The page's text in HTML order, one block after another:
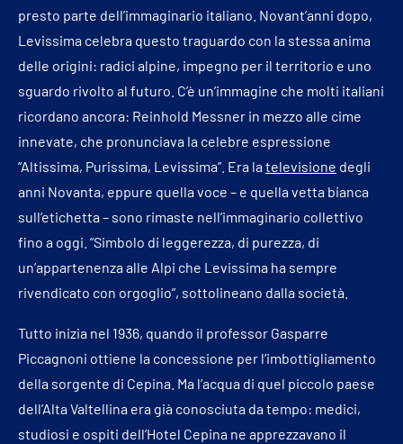
presto parte dell’immaginario italiano. Novant’anni dopo,
Levissima celebra questo traguardo con la stessa anima
delle origini: radici alpine, impegno per il territorio e uno
sguardo rivolto al futuro. C’è un’immagine che molti italiani
ricordano ancora: Reinhold Messner in mezzo alle cime
innevate, che pronunciava la celebre espressione
“Altissima, Purissima, Levissima”. Era latelevisione degli
anni Novanta, eppure quella voce – e quella vetta bianca
sull’etichetta – sono rimaste nell’immaginario collettivo
fino a oggi. “Simbolo di leggerezza, di purezza, di
un’appartenenza alle Alpi che Levissima ha sempre
rivendicato con orgoglio”, sottolineano dalla società.
Tutto inizia nel 1936, quando il professor Gasparre
Piccagnoni ottiene la concessione per l’imbottigliamento
della sorgente di Cepina. Ma l’acqua di quel piccolo paese
dell’Alta Valtellina era già conosciuta da tempo: medici,
studiosi e ospiti dell’Hotel Cepina ne apprezzavano il